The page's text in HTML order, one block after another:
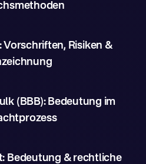
Vorschriften, Risiken &
(BBB): Bedeutung im
Bedeutung & rechtliche